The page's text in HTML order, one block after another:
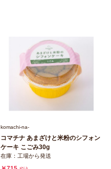
komachi‐na‐
コマチナ あまざけと米粉のシフォン
ケーキ こごみ30g
在庫：工場から発送